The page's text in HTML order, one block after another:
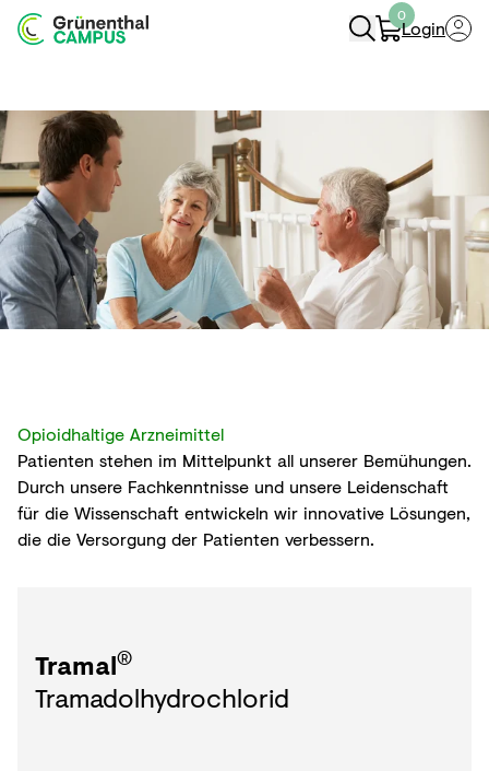
0
Login
Opioidhaltige Arzneimittel
Patienten stehen im Mittelpunkt all unserer Bemühungen.
Durch unsere Fachkenntnisse und unsere Leidenschaft
für die Wissenschaft entwickeln wir innovative Lösungen,
die die Versorgung der Patienten verbessern.
Tramal®
Tramadolhydrochlorid